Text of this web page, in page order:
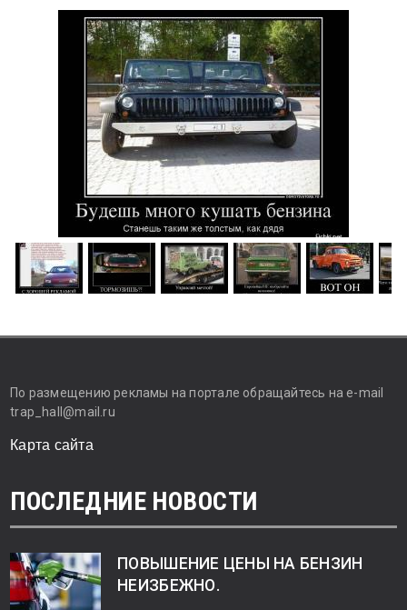
По размещению рекламы на портале обращайтесь на e-mail
trap_hall@mail.ru
Карта сайта
ПОСЛЕДНИЕ НОВОСТИ
ПОВЫШЕНИЕ ЦЕНЫ НА БЕНЗИН
НЕИЗБЕЖНО.